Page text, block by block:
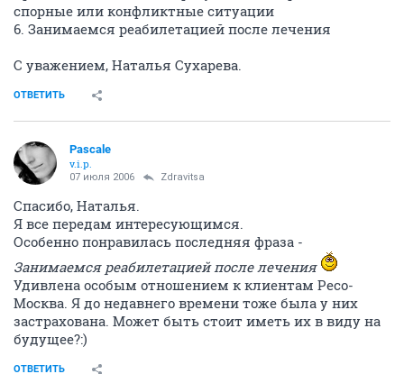
спорные или конфликтные ситуации
6. Занимаемся реабилетацией после лечения
С уважением, Наталья Сухарева.
ОТВЕТИТЬ
Pascale
v.i.p.
07 июля 2006 Zdravitsa
Спасибо, Наталья.
Я все передам интересующимся.
Особенно понравилась последняя фраза -
Занимаемся реабилетацией после лечения
Удивлена особым отношением к клиентам Ресо-
Москва. Я до недавнего времени тоже была у них
застрахована. Может быть стоит иметь их в виду на
будущее?:)
ОТВЕТИТЬ